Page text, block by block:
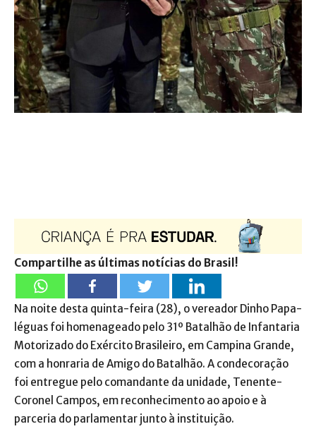
Compartilhe as últimas notícias do Brasil!
Na noite desta quinta-feira (28), o vereador Dinho Papa-
léguas foi homenageado pelo 31º Batalhão de Infantaria
Motorizado do Exército Brasileiro, em Campina Grande,
com a honraria de Amigo do Batalhão. A condecoração
foi entregue pelo comandante da unidade, Tenente-
Coronel Campos, em reconhecimento ao apoio e à
parceria do parlamentar junto à instituição.